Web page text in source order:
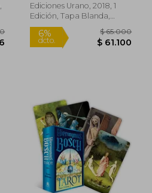
Ediciones Urano, 2018, 1
Edición, Tapa Blanda,
Nuevo
Rápido